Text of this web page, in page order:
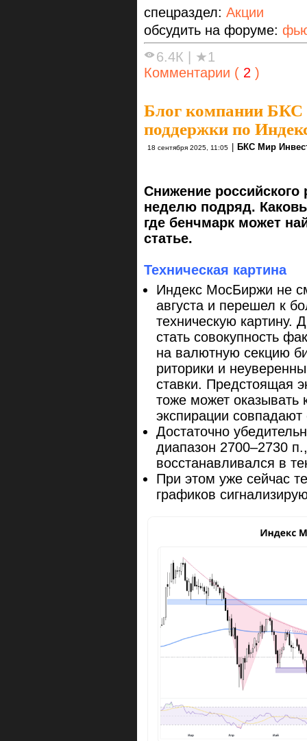
спецраздел: Акции
обсудить на форуме:
6.4К
★1
Комментарии ( 2 )
Блог компании БКС
поддержки по
18 сентября 2025, 11:05 БКС Мир
Снижение
неделю подряд.
где бенчмарк может
статье.
Техническая картина
Индекс МосБиржи не
августа и перешел к
техническую картину.
стать совокупность
на валютную секцию
риторики и
ставки. Предстоящая
тоже может
экспирации
Достаточно
диапазон 2700–2730
восстанавливался в
При этом уже сейчас
графиков